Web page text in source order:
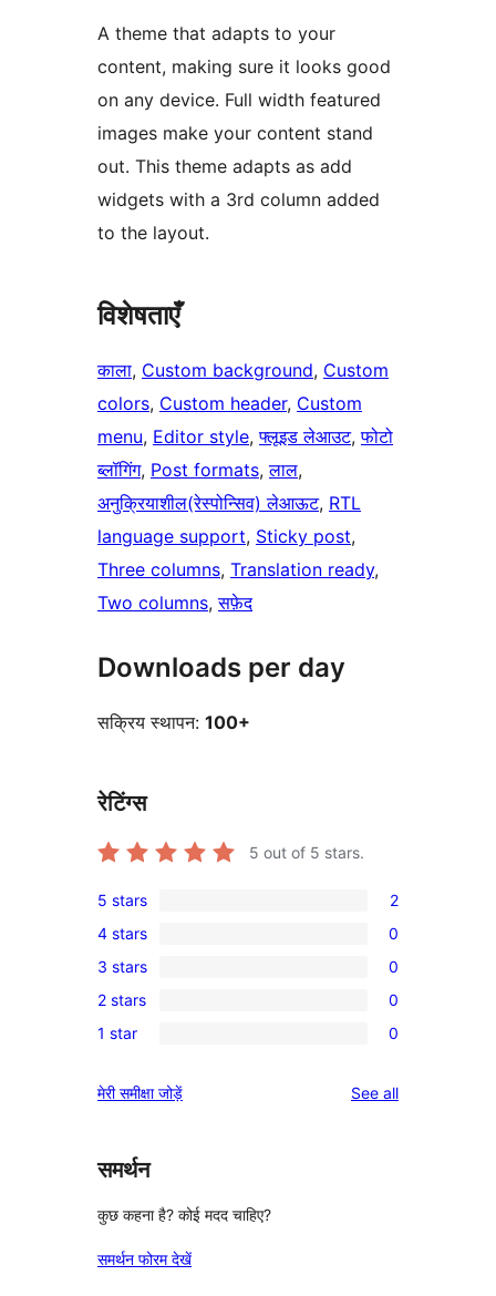
A theme that adapts to your
content, making sure it looks good
on any device. Full width featured
images make your content stand
out. This theme adapts as add
widgets with a 3rd column added
to the layout.
विशेषताएँ
काला, Custom background, Custom
colors, Custom header, Custom
menu, Editor style, फ्लूइड लेआउट, फोटो
ब्लॉगिंग, Post formats, लाल
अनुक्रियाशील(रेस्पोन्सिव) लेआऊट, RTL
language support, Sticky post
Three columns, Translation ready
Two columns, सफ़ेद
Downloads per day
सक्रिय स्थापन: 100+
रेटिंग्स
5 out of 5 stars.
2
5-
star
reviews
5 stars 2
0
4-
star
reviews
4 stars 0
0
3-
star
3 stars 0
0
2-
reviews
2 stars 0
0
star
1 star 0
मेरी समीक्षा जोड़ें See allreviews
समर्थन
कुछ कहना है? कोई मदद चाहिए?
समर्थन फोरम देखें